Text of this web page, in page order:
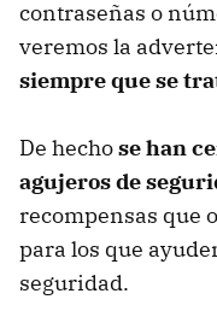
contraseñas o
veremos la
siempre que se
De hechose han
agujeros de
recompensas que
para los que
seguridad.